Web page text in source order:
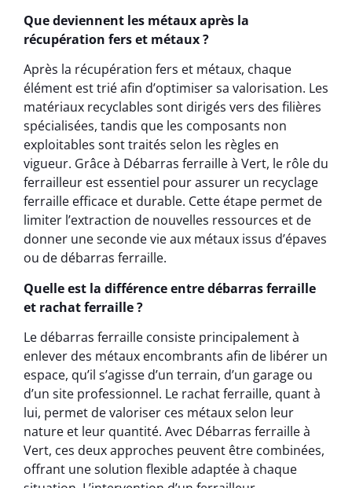
Que deviennent les métaux après la
récupération fers et métaux ?
Après la récupération fers et métaux, chaque
élément est trié afin d’optimiser sa valorisation. Les
matériaux recyclables sont dirigés vers des filières
spécialisées, tandis que les composants non
exploitables sont traités selon les règles en
vigueur. Grâce à Débarras ferraille à Vert, le rôle du
ferrailleur est essentiel pour assurer un recyclage
ferraille efficace et durable. Cette étape permet de
limiter l’extraction de nouvelles ressources et de
donner une seconde vie aux métaux issus d’épaves
ou de débarras ferraille.
Quelle est la différence entre débarras ferraille
et rachat ferraille ?
Le débarras ferraille consiste principalement à
enlever des métaux encombrants afin de libérer un
espace, qu’il s’agisse d’un terrain, d’un garage ou
d’un site professionnel. Le rachat ferraille, quant à
lui, permet de valoriser ces métaux selon leur
nature et leur quantité. Avec Débarras ferraille à
Vert, ces deux approches peuvent être combinées,
offrant une solution flexible adaptée à chaque